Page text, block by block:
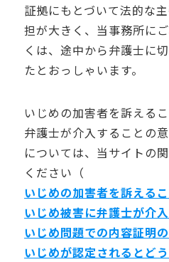
証拠にもとづいて法的な
担が大きく、当事務所に
くは、途中から弁護士に
たとおっしゃいます。
いじめの加害者を訴える
弁護士が介入することの
については、当サイトの
ください（
いじめの加害者を訴える
いじめ被害に弁護士が介
いじめ問題での内容証明
いじめが認定されるとど